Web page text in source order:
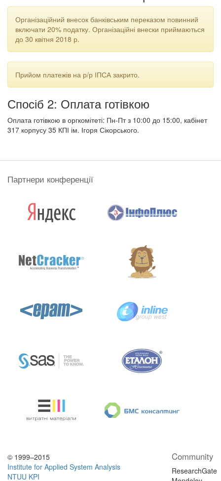
Організаційний внесок банківським переказом повинний
включати 20% податку. Організаційні внески приймаються
до 30 квітня 2018 р.
Прийом платежів на р/р ІПСА закрито.
Спосіб 2: Оплата готівкою
Оплата готівкою в оргкомітеті: Пн-Пт з 10:00 до 15:00, кабінет
317 корпусу 35 КПІ ім. Ігоря Сікорського.
Партнери конференції
© 1999–2015
Institute for Applied System Analysis
NTUU KPI
Community
ResearchGate